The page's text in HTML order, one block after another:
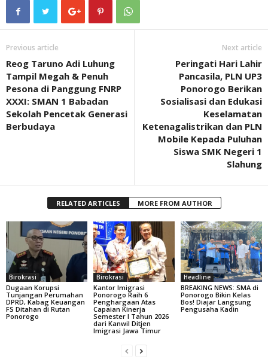
Previous article
Reog Taruno Adi Luhung
Tampil Megah & Penuh
Pesona di Panggung FNRP
XXXI: SMAN 1 Babadan
Sekolah Pencetak Generasi
Berbudaya
Next article
Peringati Hari Lahir
Pancasila, PLN UP3
Ponorogo Berikan
Sosialisasi dan Edukasi
Keselamatan
Ketenagalistrikan dan PLN
Mobile Kepada Puluhan
Siswa SMK Negeri 1
Slahung
RELATED ARTICLES MORE FROM AUTHOR
Birokrasi
Dugaan Korupsi
Tunjangan Perumahan
DPRD, Kabag Keuangan
FS Ditahan di Rutan
Ponorogo
Birokrasi
Kantor Imigrasi
Ponorogo Raih 6
Penghargaan Atas
Capaian Kinerja
Semester I Tahun 2026
dari Kanwil Ditjen
Imigrasi Jawa Timur
Headline
BREAKING NEWS: SMA di
Ponorogo Bikin Kelas
Bos! Diajar Langsung
Pengusaha Kadin